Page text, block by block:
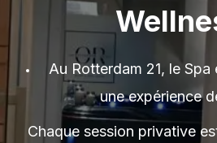
Au Rotterdam 21, le
une expérience
Chaque session privative